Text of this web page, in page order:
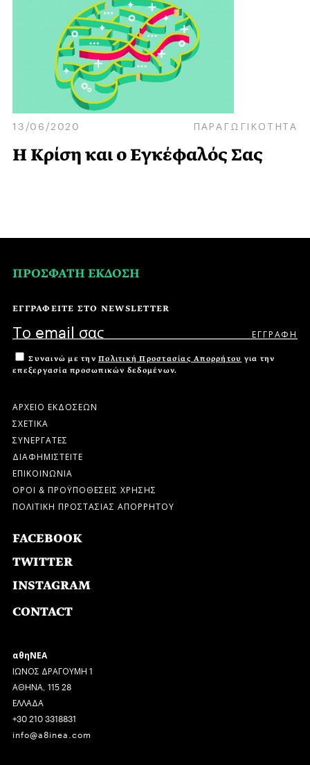
13/06/2020 ΠΑΡΑΓΩΓΙΚΟΤΗΤΑ
Η Κρίση και ο Εγκέφαλός Σας
ΠΡΟΣΦΑΤΗ ΕΚΔΟΣΗ
ΕΓΓΡΑΦΕΙΤΕ ΣΤΟ NEWSLETTER
Συναινώ με την Πολιτική Προστασίας Απορρήτου για την
επεξεργασία προσωπικών δεδομένων.
ΑΡΧΕΙΟ ΕΚΔΟΣΕΩΝ
ΣΧΕΤΙΚΑ
ΣΥΝΕΡΓΑΤΕΣ
ΔΙΑΦΗΜΙΣΤΕΙΤΕ
ΕΠΙΚΟΙΝΩΝΙΑ
ΟΡΟΙ & ΠΡΟΫΠΟΘΕΣΕΙΣ ΧΡΗΣΗΣ
ΠΟΛΙΤΙΚΗ ΠΡΟΣΤΑΣΙΑΣ ΑΠΟΡΡΗΤΟΥ
FACEBOOK
TWITTER
INSTAGRAM
CONTACT
αθηΝΕΑ
ΙΩΝΟΣ ΔΡΑΓΟΥΜΗ 1
ΑΘΗΝΑ, 115 28
ΕΛΛΑΔΑ
+30 210 3318831
info@a8inea.com